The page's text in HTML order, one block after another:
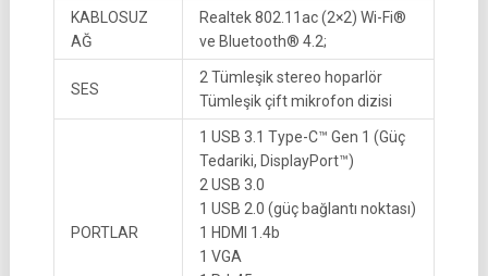
KABLOSUZ
AĞ
Realtek 802.11ac (2×2) Wi-Fi®
ve Bluetooth® 4.2;
SES
2 Tümleşik stereo hoparlör
Tümleşik çift mikrofon dizisi
PORTLAR
1 USB 3.1 Type-C™ Gen 1 (Güç
Tedariki, DisplayPort™)
2 USB 3.0
1 USB 2.0 (güç bağlantı noktası)
1 HDMI 1.4b
1 VGA